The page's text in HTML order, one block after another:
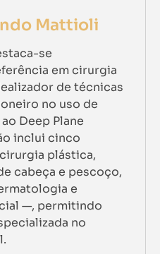
Mattioli
se
em cirurgia
de técnicas
no uso de
Deep Plane
inclui cinco
plástica,
cabeça e pescoço,
e
—, permitindo
no